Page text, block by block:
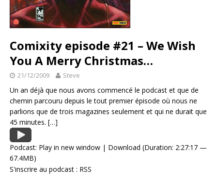
Comixity episode #21 – We Wish
You A Merry Christmas…
21/12/2009 Steve
Un an déjà que nous avons commencé le podcast et que de
chemin parcouru depuis le tout premier épisode où nous ne
parlions que de trois magazines seulement et qui ne durait que
45 minutes. […]
Podcast: Play in new window | Download (Duration: 2:27:17 —
67.4MB)
S'inscrire au podcast : RSS